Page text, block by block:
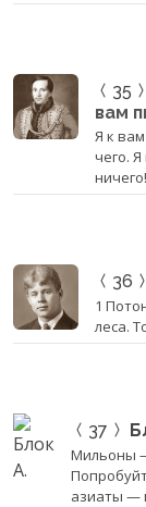
35
вам
Я к
чего.
ничего!
36
1
леса.
37
Мильоны
азиаты —